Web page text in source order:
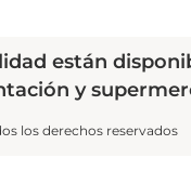
están
y
los derechos reservados